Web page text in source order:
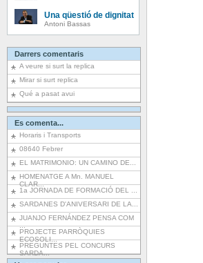
Una qüestió de dignitat
Antoni Bassas
Darrers comentaris
A veure si surt la replica
Mirar si surt replica
Qué a pasat avui
Es comenta...
Horaris i Transports
08640 Febrer
EL MATRIMONIO: UN CAMINO DE...
HOMENATGE A Mn. MANUEL
CLAR...
1a JORNADA DE FORMACIÓ DEL ...
SARDANES D'ANIVERSARI DE LA...
JUANJO FERNÁNDEZ PENSA COM
...
PROJECTE PARRÒQUIES
ECOSOLI...
PREGUNTES PEL CONCURS
SARDA...